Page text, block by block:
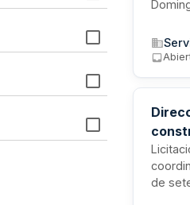
calor
y
de